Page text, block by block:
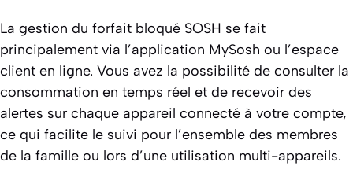
La gestion du forfait bloqué SOSH se fait
principalement via l’application MySosh ou l’espace
client en ligne. Vous avez la possibilité de consulter la
consommation en temps réel et de recevoir des
alertes sur chaque appareil connecté à votre compte,
ce qui facilite le suivi pour l’ensemble des membres
de la famille ou lors d’une utilisation multi-appareils.